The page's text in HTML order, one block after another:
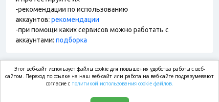
-рекомендации по использованию
аккаунтов: рекомендации
-при помощи каких сервисов можно работать с
аккаунтами: подборка
market.com
Этот веб-сайт использует файлы cookie для повышения удобства работы с веб-
сайтом. Переход по ссылке на наш веб-сайт или работа на веб-сайте подразумевают
согласие с политикой использования cookie файлов.